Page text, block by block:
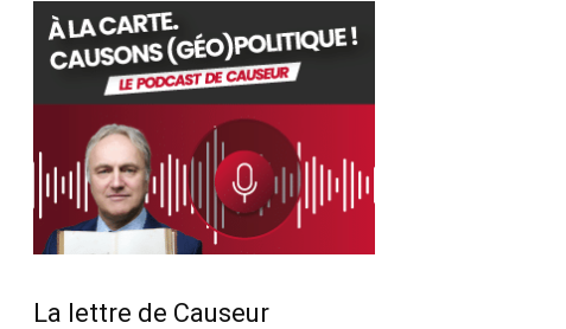
La lettre de Causeur